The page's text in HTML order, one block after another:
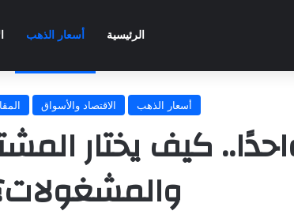
الرئيسية أسعار الذهب
أسعار الذهب الاقتصاد والأسواق
كيف يختار